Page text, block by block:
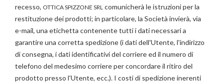
recesso, OTTICA SPIZZONE SRL comunicherà le istruzioni per la
restituzione dei prodotti; in particolare, la Società invierà, via
e-mail, una etichetta contenente tutti i dati necessari a
garantire una corretta spedizione (i dati dell'Utente, l'indirizzo
di consegna, i dati identificativi del corriere ed il numero di
telefono del medesimo corriere per concordare il ritiro del
prodotto presso l'Utente, ecc.). I costi di spedizione inerenti